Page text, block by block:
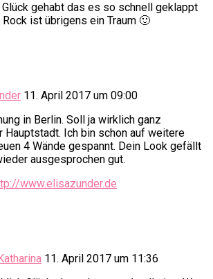
Glück gehabt das es so schnell geklappt
ist übrigens ein Traum 🙂
11. April 2017 um 09:00
in Berlin. Soll ja wirklich ganz
Hauptstadt. Ich bin schon auf weitere
4 Wände gespannt. Dein Look gefällt
ausgesprochen gut.
www.elisazunder.de
11. April 2017 um 11:36